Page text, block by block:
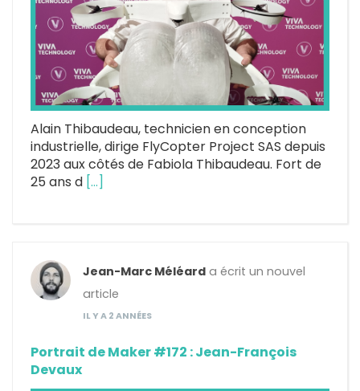
Alain Thibaudeau, technicien en conception
industrielle, dirige FlyCopter Project SAS depuis
2023 aux côtés de Fabiola Thibaudeau. Fort de
25 ans d […]
Jean-Marc Méléard a écrit un nouvel
article
IL Y A 2 ANNÉES
Portrait de Maker #172 : Jean-François
Devaux